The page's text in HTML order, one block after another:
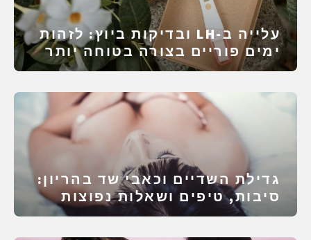
עלייה ב-LH ובדיקות ביוץ: לזהות
ימים פוריים בצורה בטוחה יותר
גדילת השדיים וכאבי שד בהריון:
סיבות, טיפים ושאלות נפוצות